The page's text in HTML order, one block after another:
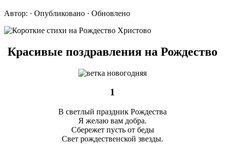
Автор: · Опубликовано · Обновлено
Красивые поздравления на Рождество
1
В светлый праздник Рождества
Я желаю вам добра.
Сбережет пусть от беды
Свет рождественской звезды.